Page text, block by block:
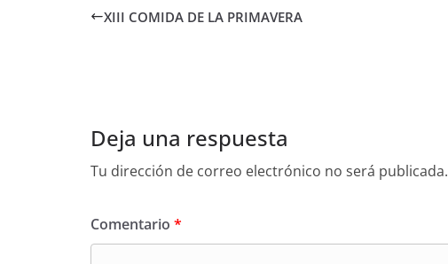
XIII COMIDA DE LA PRIMAVERA
Deja una respuesta
Tu dirección de correo electrónico no será publicada.
Comentario *